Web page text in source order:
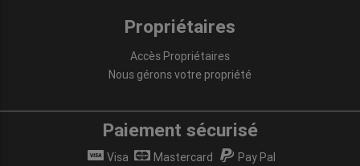
Propriétaires
Accès Propriétaires
Nous gérons votre propriété
Paiement sécurisé
Visa Mastercard Pay Pal